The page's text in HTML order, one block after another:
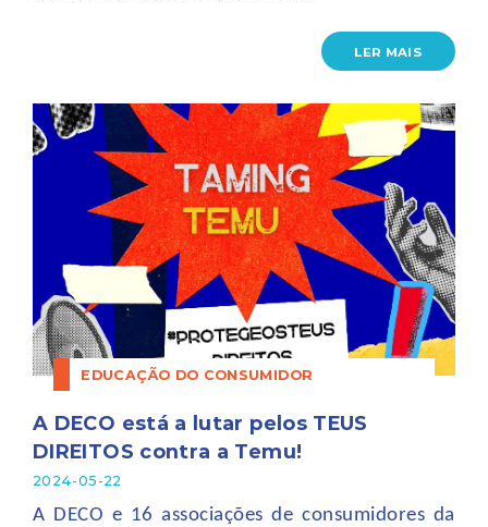
LER MAIS
EDUCAÇÃO DO CONSUMIDOR
A DECO está a lutar pelos TEUS
DIREITOS contra a Temu!
2024-05-22
A DECO e 16 associações de consumidores da